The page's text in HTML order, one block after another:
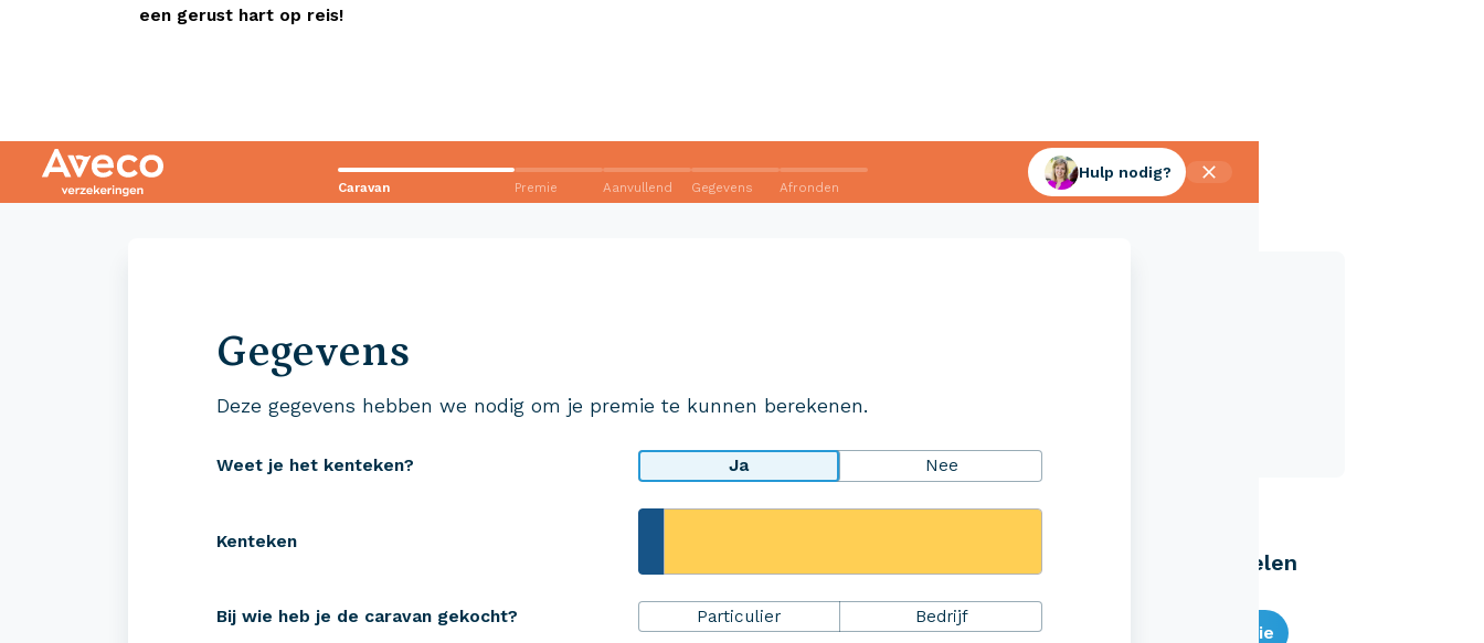
een gerust hart op reis!
Caravan Premie Aanvullend Gegevens Afronden
Hulp nodig?
Gegevens
Deze gegevens hebben we nodig om je premie te kunnen berekenen.
Weet je het kenteken? Ja Nee
Kenteken
Bij wie heb je de caravan gekocht? Particulier Bedrijf
Wij staan voor je klaar!
zeggen
Camper verzekeren Camper ZekerheidsPakket Over ons
Eenvoudig zelf regelen
Bereken je premie